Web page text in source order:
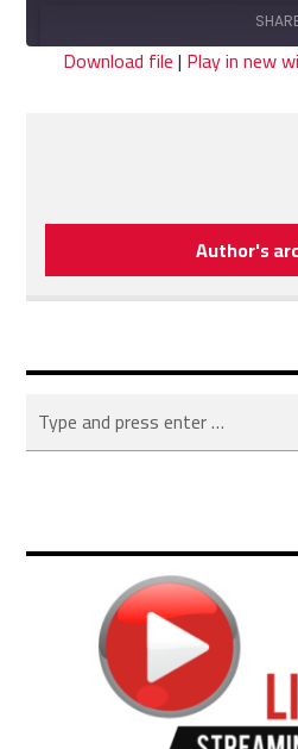
seconds
Download file| Play in new
Author's